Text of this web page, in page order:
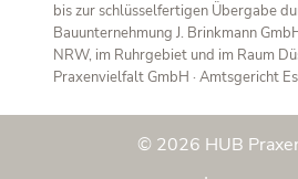
bis zur schlüsselfertigen Übergabe
Bauunternehmung J. Brinkmann
NRW, im Ruhrgebiet und im Raum
Praxenvielfalt GmbH · Amtsgericht
© 2026 HUB